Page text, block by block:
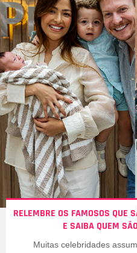
RELEMBRE OS FAMOSOS QUE
E SAIBA QUEM
Muitas celebridades